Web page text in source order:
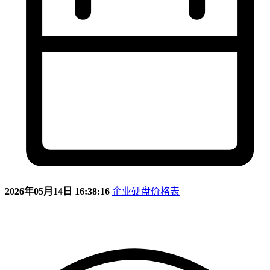
2026年05月14日 16:38:16 企业硬盘价格表